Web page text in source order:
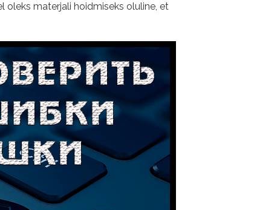
oleks materjali hoidmiseks oluline, et